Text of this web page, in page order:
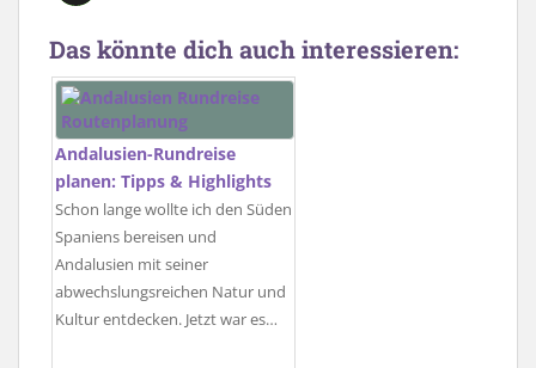
Das könnte dich auch interessieren:
Andalusien-Rundreise
planen: Tipps & Highlights
Schon lange wollte ich den Süden
Spaniens bereisen und
Andalusien mit seiner
abwechslungsreichen Natur und
Kultur entdecken. Jetzt war es…